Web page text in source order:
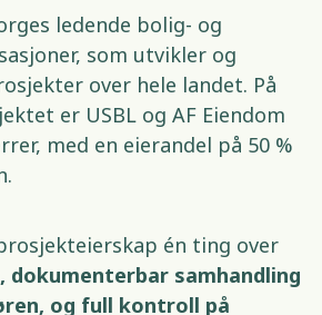
ledende bolig- og
som utvikler og
over hele landet. På
er USBL og AF Eiendom
med en eierandel på 50 %
én ting over
dokumenterbar samhandling
og full kontroll på